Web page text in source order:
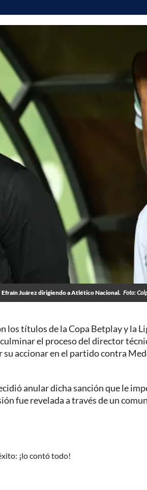
Efraín Juárez dirigiendo a Atlético Nacional. Foto:
los títulos de la Copa Betplay y la
el proceso del director
su accionar en el partido contra
anular dicha sanción que le
fue revelada a través de un
¡lo contó todo!